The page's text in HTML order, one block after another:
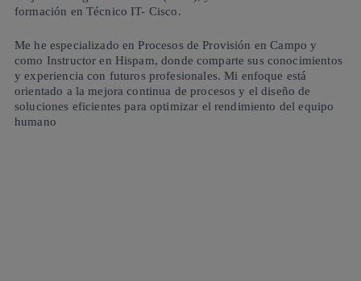
formación en Técnico IT- Cisco.
Me he especializado enProcesos de Provisión en Campo y
como Instructor en Hispam, donde comparte sus conocimientos
y experiencia con futuros profesionales. Mi enfoque está
orientado a la mejora continua de procesos y el diseño de
soluciones eficientes para optimizar el rendimiento del equipo
humano